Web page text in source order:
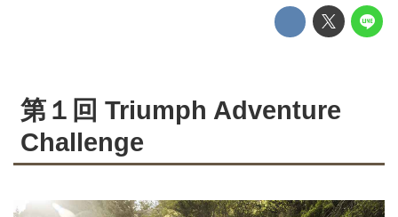
第１回 Triumph Adventure
Challenge